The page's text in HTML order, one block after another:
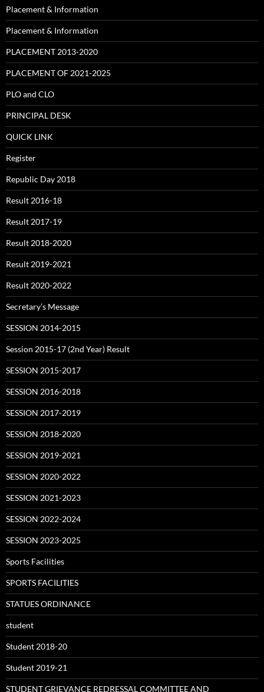
Placement & Information
Placement & Information
PLACEMENT 2013-2020
PLACEMENT OF 2021-2025
PLO and CLO
PRINCIPAL DESK
QUICK LINK
Register
Republic Day 2018
Result 2016-18
Result 2017-19
Result 2018-2020
Result 2019-2021
Result 2020-2022
Secretary’s Message
SESSION 2014-2015
Session 2015-17 (2nd Year) Result
SESSION 2015-2017
SESSION 2016-2018
SESSION 2017-2019
SESSION 2018-2020
SESSION 2019-2021
SESSION 2020-2022
SESSION 2021-2023
SESSION 2022-2024
SESSION 2023-2025
Sports Facilities
SPORTS FACILITIES
STATUES ORDINANCE
student
Student 2018-20
Student 2019-21
STUDENT GRIEVANCE REDRESSAL COMMITTEE AND